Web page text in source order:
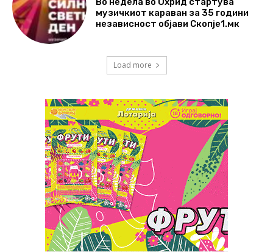
музичкиот караван за 35 години
независност објави Скопје1.мк
Load more